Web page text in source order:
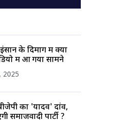
के दिमाग में क्या
में आ गया सामने
2025
का 'यादव' दांव,
समाजवादी पार्टी ?